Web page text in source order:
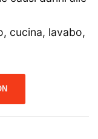
cucina, lavabo,